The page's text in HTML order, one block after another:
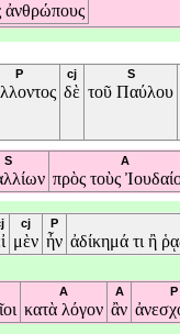
ἀνθρώπους
P cj
δὲ
S
τοῦ Παύλου
S A
πρὸς τοὺς
cj
μὲν
P
ἦν ἀδίκημά τι ἢ
A
κατὰ λόγον
A
ἂν
P